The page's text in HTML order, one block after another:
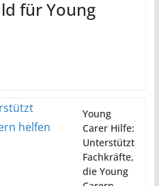
für Young
Young
Carer Hilfe:
Unterstützt
Fachkräfte,
die Young